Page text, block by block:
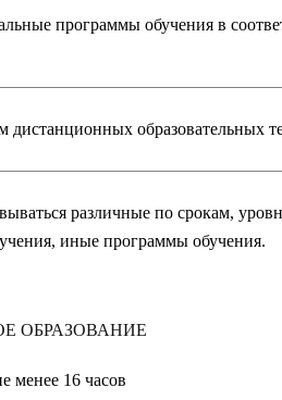
программы обучения в
дистанционных образовательных
различные по срокам,
иные программы обучения.
ОБРАЗОВАНИЕ
менее 16 часов